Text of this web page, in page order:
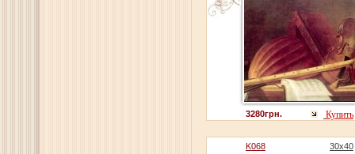
3280грн. Купить
K068 30x40